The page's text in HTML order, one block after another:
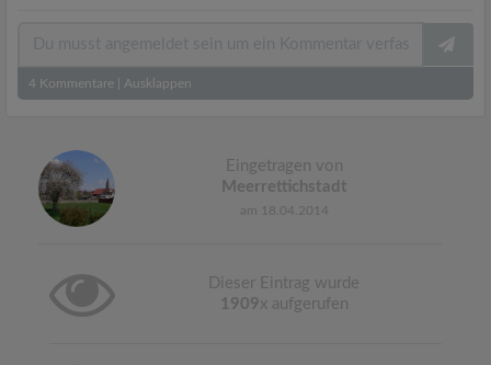
4 Kommentare Ausklappen
Eingetragen von
Meerrettichstadt
am 18.04.2014
Dieser Eintrag wurde
1909x aufgerufen